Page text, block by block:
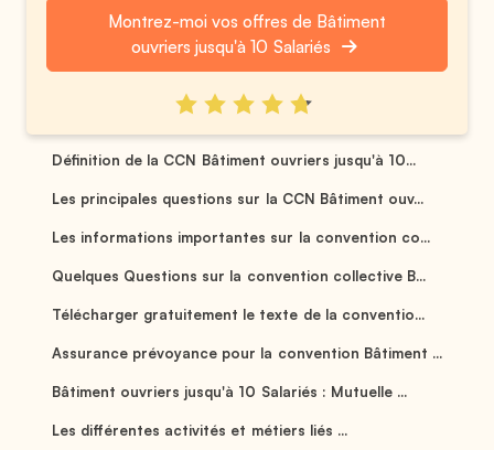
Montrez-moi vos offres de Bâtiment
ouvriers jusqu'à 10 Salariés
Définition de la CCN Bâtiment ouvriers jusqu'à 10...
Les principales questions sur la CCN Bâtiment ouv...
Les informations importantes sur la convention co...
Quelques Questions sur la convention collective B...
Télécharger gratuitement le texte de la conventio...
Assurance prévoyance pour la convention Bâtiment ...
Bâtiment ouvriers jusqu'à 10 Salariés : Mutuelle ...
Les différentes activités et métiers liés ...